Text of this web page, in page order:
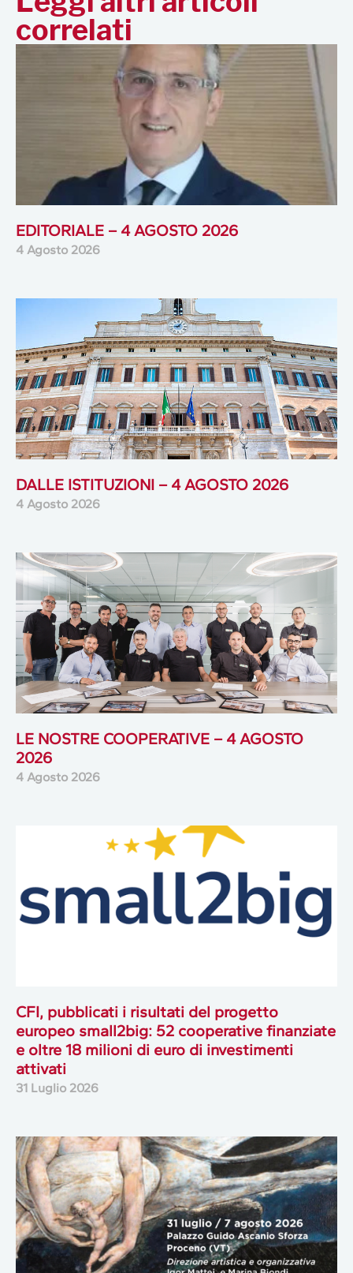
correlati
EDITORIALE – 4 AGOSTO 2026
4 Agosto 2026
DALLE ISTITUZIONI – 4 AGOSTO 2026
4 Agosto 2026
LE NOSTRE COOPERATIVE – 4 AGOSTO
2026
4 Agosto 2026
CFI, pubblicati i risultati del progetto
europeo small2big: 52 cooperative finanziate
e oltre 18 milioni di euro di investimenti
attivati
31 Luglio 2026